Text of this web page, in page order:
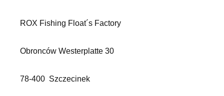
ROX Fishing Float´s Factory
Obronców Westerplatte 30
78-400 Szczecinek